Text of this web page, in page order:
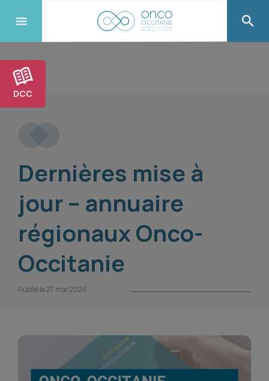
DCC
Dernières mise à
jour – annuaire
régionaux Onco-
Occitanie
Publié le 27 mai 2026